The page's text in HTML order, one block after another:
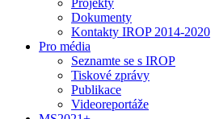
Projekty
Dokumenty
Kontakty IROP 2014-2020
Pro média
Seznamte se s IROP
Tiskové zprávy
Publikace
Videoreportáže